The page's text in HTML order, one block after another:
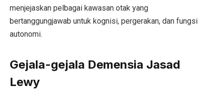
menjejaskan pelbagai kawasan otak yang
bertanggungjawab untuk kognisi, pergerakan, dan fungsi
autonomi.
Gejala-gejala Demensia Jasad
Lewy